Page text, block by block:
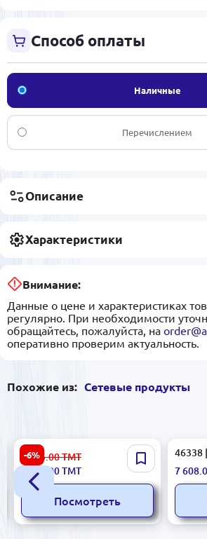
Способ оплаты
Наличные
Перечислением
Описание
Характеристики
Внимание:
Данные о цене и характеристиках
регулярно. При необходимости
обращайтесь, пожалуйста, на
оперативно проверим актуальность.
Похожие из: Сетевые продукты
-6%
OEM RACKM12UO |
Серверный шкаф 12U 19"
600x450x650 мм черный
1 505.00ТМТ
1 414.00ТМТ
Посмотреть
46338
7